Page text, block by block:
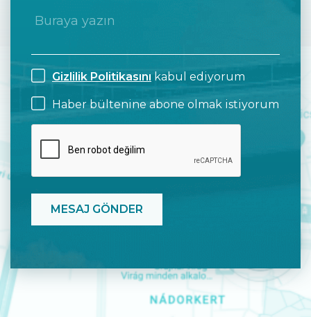
Gizlilik Politikasını kabul ediyorum
Haber bültenine abone olmak istiyorum
CAPTCHA